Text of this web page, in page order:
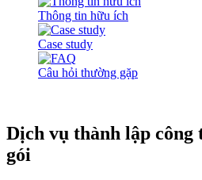
Thông tin hữu ích
Case study
Câu hỏi thường gặp
Dịch vụ thành lập công
gói